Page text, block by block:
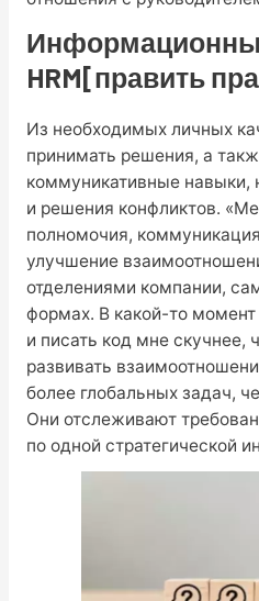
HRM[править
Из необходимых личных
принимать решения, а
коммуникативные навыки,
и решения конфликтов.
полномочия,
улучшение
отделениями компании,
формах. В какой-то момент
и писать код мне скучнее,
развивать
более глобальных задач,
Они отслеживают
по одной стратегической